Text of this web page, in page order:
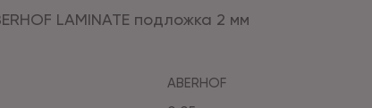
LAMINATE подложка 2 мм
ABERHOF